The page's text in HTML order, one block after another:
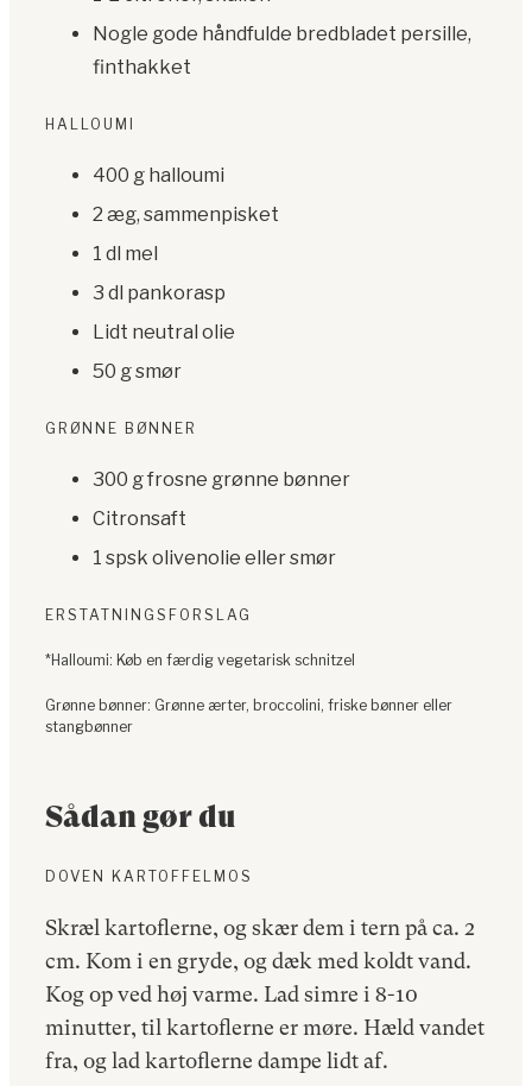
Nogle gode håndfulde bredbladet persille,
finthakket
HALLOUMI
400 g halloumi
2 æg, sammenpisket
1 dl mel
3 dl pankorasp
Lidt neutral olie
50 g smør
GRØNNE BØNNER
300 g frosne grønne bønner
Citronsaft
1 spsk olivenolie eller smør
ERSTATNINGSFORSLAG
*Halloumi: Køb en færdig vegetarisk schnitzel
Grønne bønner: Grønne ærter, broccolini, friske bønner eller
stangbønner
Sådan gør du
DOVEN KARTOFFELMOS
Skræl kartoflerne, og skær dem i tern på ca. 2
cm. Kom i en gryde, og dæk med koldt vand.
Kog op ved høj varme. Lad simre i 8-10
minutter, til kartoflerne er møre. Hæld vandet
fra, og lad kartoflerne dampe lidt af.